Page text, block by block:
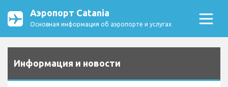
Аэропорт Catania
Основная информация об аэропорте и услугах
Информация и новости